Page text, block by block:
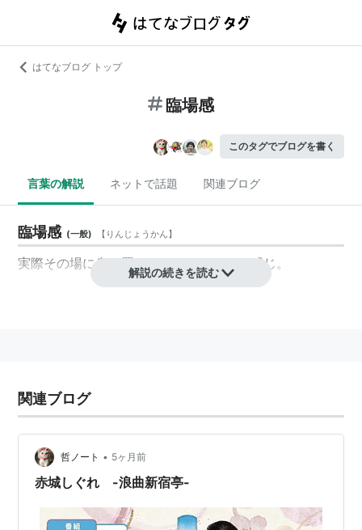
はてなブログ トップ
臨場感
このタグでブログを書く
言葉の解説 ネットで話題 関連ブログ
臨場感 (一般) 【 りんじょうかん】
実際その場に身を置いているかのような感じ。
解説の続きを読む
関連ブログ
哲ノート • 5ヶ月前
赤城しぐれ -浪曲新宿亭-